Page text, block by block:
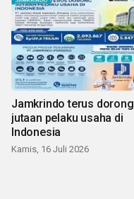
Jamkrindo terus dorong
jutaan pelaku usaha di
Indonesia
Kamis, 16 Juli 2026